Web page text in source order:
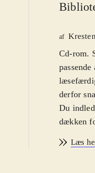
af
Cd-rom.
derfor
Du
dækken
Læs